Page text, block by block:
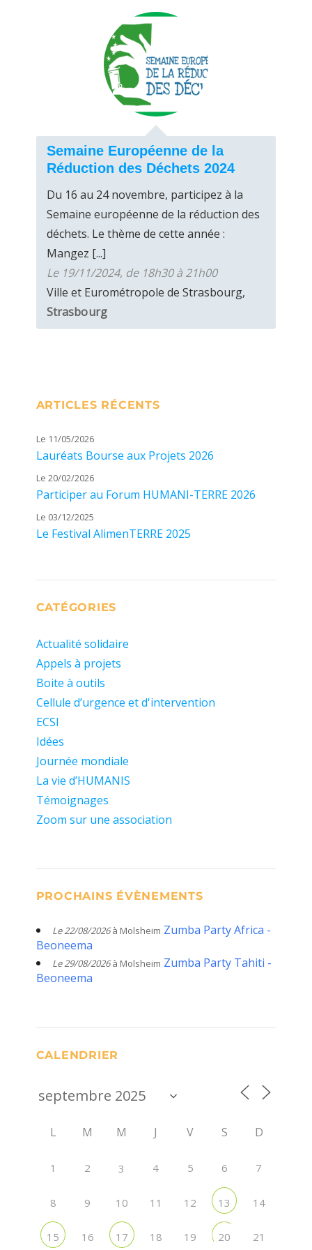
Semaine Européenne de la
Réduction des Déchets 2024
Du 16 au 24 novembre, participez à la
Semaine européenne de la réduction des
déchets. Le thème de cette année :
Mangez [...]
Le 19/11/2024, de 18h30 à 21h00
Ville et Eurométropole de Strasbourg,
Strasbourg
ARTICLES RÉCENTS
Le 11/05/2026
Lauréats Bourse aux Projets 2026
Le 20/02/2026
Participer au Forum HUMANI-TERRE 2026
Le 03/12/2025
Le Festival AlimenTERRE 2025
CATÉGORIES
Actualité solidaire
Appels à projets
Boite à outils
Cellule d’urgence et d'intervention
ECSI
Idées
Journée mondiale
La vie d’HUMANIS
Témoignages
Zoom sur une association
PROCHAINS ÉVÈNEMENTS
Le 22/08/2026à Molsheim Zumba Party Africa -
Beoneema
Le 29/08/2026à Molsheim Zumba Party Tahiti -
Beoneema
CALENDRIER
L M M J V S D
1 2 3 4 5 6 7
8 9 10 11 12 13 14
15 16 17 18 19 20 21